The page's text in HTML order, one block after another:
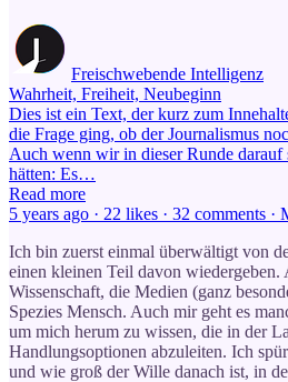
Freischwebende Intelligenz
Wahrheit, Freiheit, Neubeginn
Dies ist ein Text, der kurz zum
die Frage ging, ob der Journalismus
Auch wenn wir in dieser Runde
hätten: Es…
Read more
5 years ago · 22 likes · 32 comments
Ich bin zuerst einmal überwältigt von
einen kleinen Teil davon
Wissenschaft, die Medien (ganz
Spezies Mensch. Auch mir geht es
um mich herum zu wissen, die in der
Handlungsoptionen abzuleiten. Ich
und wie groß der Wille danach ist, in